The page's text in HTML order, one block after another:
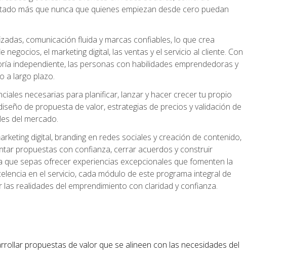
más que nunca que quienes empiezan desde cero puedan
comunicación fluida y marcas confiables, lo que crea
el marketing digital, las ventas y el servicio al cliente. Con
independiente, las personas con habilidades emprendedoras y
a largo plazo.
necesarias para planificar, lanzar y hacer crecer tu propio
de propuesta de valor, estrategias de precios y validación de
del mercado.
digital, branding en redes sociales y creación de contenido,
propuestas con confianza, cerrar acuerdos y construir
sepas ofrecer experiencias excepcionales que fomenten la
en el servicio, cada módulo de este programa integral de
realidades del emprendimiento con claridad y confianza.
propuestas de valor que se alineen con las necesidades del